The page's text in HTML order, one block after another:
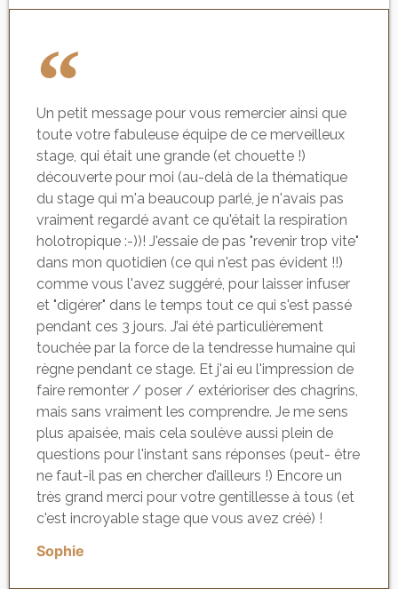
Un petit message pour vous remercier ainsi que
toute votre fabuleuse équipe de ce merveilleux
stage, qui était une grande (et chouette !)
découverte pour moi (au-delà de la thématique
du stage qui m'a beaucoup parlé, je n'avais pas
vraiment regardé avant ce qu'était la respiration
holotropique :-))! J'essaie de pas "revenir trop vite"
dans mon quotidien (ce qui n'est pas évident !!)
comme vous l'avez suggéré, pour laisser infuser
et "digérer" dans le temps tout ce qui s'est passé
pendant ces 3 jours. J’ai été particulièrement
touchée par la force de la tendresse humaine qui
règne pendant ce stage. Et j'ai eu l'impression de
faire remonter / poser / extérioriser des chagrins,
mais sans vraiment les comprendre. Je me sens
plus apaisée, mais cela soulève aussi plein de
questions pour l'instant sans réponses (peut- être
ne faut-il pas en chercher d’ailleurs !) Encore un
très grand merci pour votre gentillesse à tous (et
c'est incroyable stage que vous avez créé) !
Sophie